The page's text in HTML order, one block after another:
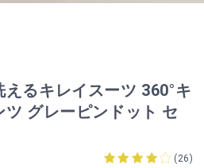
えるキレイスーツ 360°キ
グレーピンドット セ
(26)